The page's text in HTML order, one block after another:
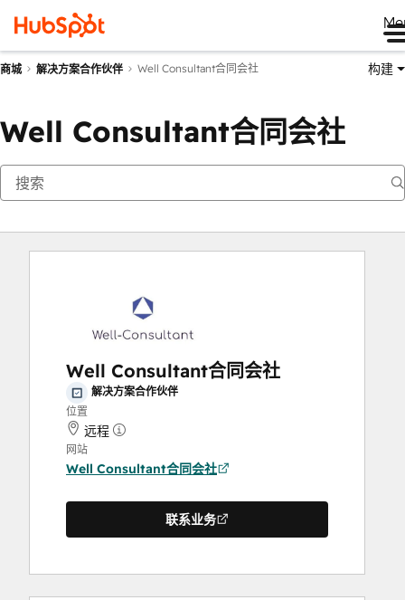
商城 解决方案合作伙伴 Well Consultant合同会社 构建
Well Consultant合同会社
Well Consultant合同会社
解决方案合作伙伴
位置
远程
网站
Well Consultant合同会社
联系业务